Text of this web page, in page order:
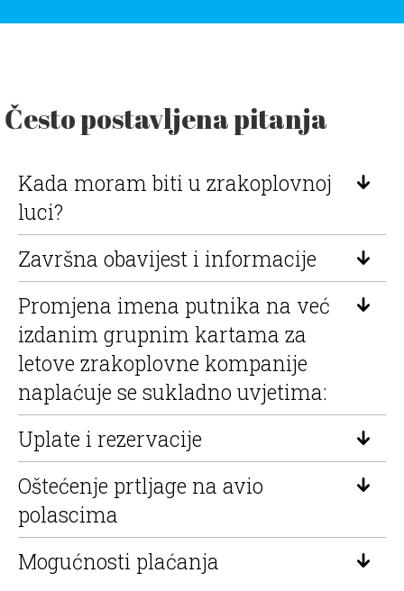
Često postavljena pitanja
Kada moram biti u zrakoplovnoj
luci?
Završna obavijest i informacije
Promjena imena putnika na već
izdanim grupnim kartama za
letove zrakoplovne kompanije
naplaćuje se sukladno uvjetima:
Uplate i rezervacije
Oštećenje prtljage na avio
polascima
Mogućnosti plaćanja